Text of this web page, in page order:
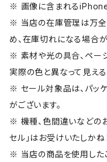
※ 画像に含まれるiPhone
※ 当店の在庫管理は万全
め、在庫切れになる場合が
※ 素材や光の具合、ペー
実際の色と異なって見える
※ セール対象品は、パッケ
がございます。
※ 機種、色間違いなどのお
セル」はお受けいたしかね
※ 当店の商品を使用した